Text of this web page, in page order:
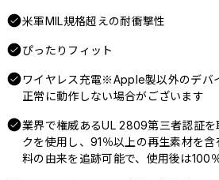
米軍MIL規格超えの耐衝撃性
ぴったりフィット
ワイヤレス充電※Apple製以外のデバ
正常に動作しない場合がございます
業界で権威あるUL 2809第三者認証
クを使用し、91％以上の再生素材を
料の由来を追跡可能で、使用後は100